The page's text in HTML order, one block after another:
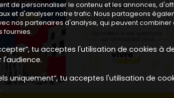
de personnaliser le contenu et les annonces,
et d'analyser notre trafic. Nous partageons
nos partenaires d'analyse, qui peuvent
fournies.
tu acceptes l'utilisation de cookies à
l'audience.
uniquement”, tu acceptes l'utilisation de